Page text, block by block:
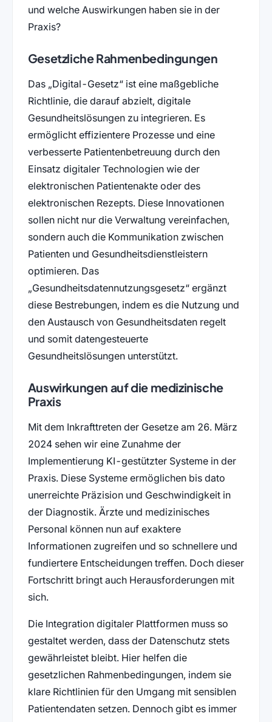
und welche Auswirkungen haben sie in der
Praxis?
Gesetzliche Rahmenbedingungen
Das „Digital-Gesetz“ ist eine maßgebliche
Richtlinie, die darauf abzielt, digitale
Gesundheitslösungen zu integrieren. Es
ermöglicht effizientere Prozesse und eine
verbesserte Patientenbetreuung durch den
Einsatz digitaler Technologien wie der
elektronischen Patientenakte oder des
elektronischen Rezepts. Diese Innovationen
sollen nicht nur die Verwaltung vereinfachen,
sondern auch die Kommunikation zwischen
Patienten und Gesundheitsdienstleistern
optimieren. Das
„Gesundheitsdatennutzungsgesetz“ ergänzt
diese Bestrebungen, indem es die Nutzung und
den Austausch von Gesundheitsdaten regelt
und somit datengesteuerte
Gesundheitslösungen unterstützt.
Auswirkungen auf die medizinische
Praxis
Mit dem Inkrafttreten der Gesetze am 26. März
2024 sehen wir eine Zunahme der
Implementierung KI-gestützter Systeme in der
Praxis. Diese Systeme ermöglichen bis dato
unerreichte Präzision und Geschwindigkeit in
der Diagnostik. Ärzte und medizinisches
Personal können nun auf exaktere
Informationen zugreifen und so schnellere und
fundiertere Entscheidungen treffen. Doch dieser
Fortschritt bringt auch Herausforderungen mit
sich.
Die Integration digitaler Plattformen muss so
gestaltet werden, dass der Datenschutz stets
gewährleistet bleibt. Hier helfen die
gesetzlichen Rahmenbedingungen, indem sie
klare Richtlinien für den Umgang mit sensiblen
Patientendaten setzen. Dennoch gibt es immer